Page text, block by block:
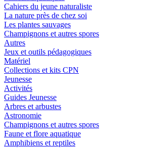
Cahiers du jeune naturaliste
La nature près de chez soi
Les plantes sauvages
Champignons et autres spores
Autres
Jeux et outils pédagogiques
Matériel
Collections et kits CPN
Jeunesse
Activités
Guides Jeunesse
Arbres et arbustes
Astronomie
Champignons et autres spores
Faune et flore aquatique
Amphibiens et reptiles